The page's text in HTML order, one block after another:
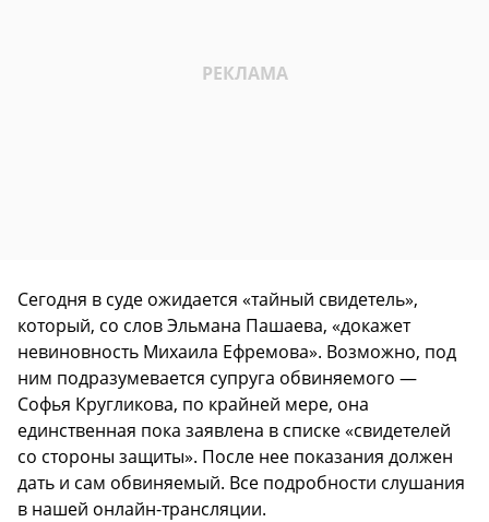
Сегодня в суде ожидается «тайный свидетель»,
который, со слов Эльмана Пашаева, «докажет
невиновность Михаила Ефремова». Возможно, под
ним подразумевается супруга обвиняемого —
Софья Кругликова, по крайней мере, она
единственная пока заявлена в списке «свидетелей
со стороны защиты». После нее показания должен
дать и сам обвиняемый. Все подробности слушания
в нашей онлайн-трансляции.